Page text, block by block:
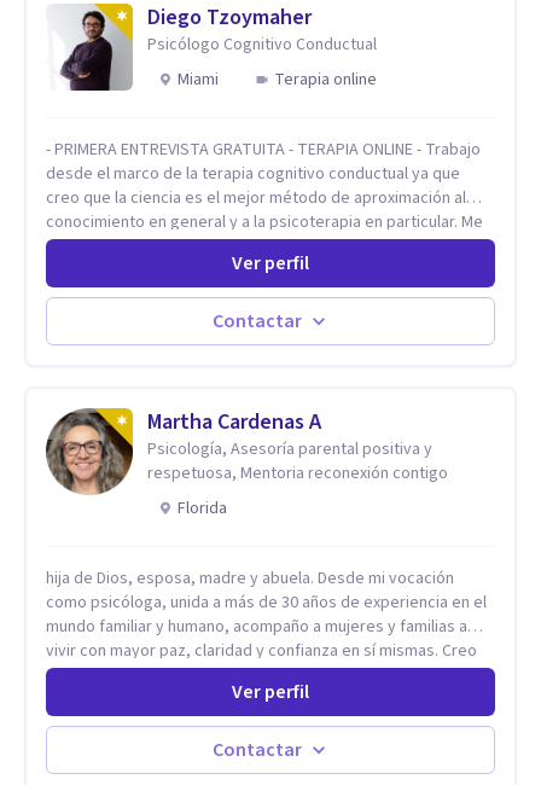
Diego Tzoymaher
Psicólogo Cognitivo Conductual
Miami
Terapia online
- PRIMERA ENTREVISTA GRATUITA - TERAPIA ONLINE - Trabajo
desde el marco de la terapia cognitivo conductual ya que
creo que la ciencia es el mejor método de aproximación al
conocimiento en general y a la psicoterapia en particular. Me
interesan los procesos de cambio conductual por los que una
persona pueda alcanzar sus objetivos, transitando,
aceptando y modificando sus patrones cognitivos y
emocionales. Abordo patologías específicas como trastornos
de ansiedad y del ánimo, y también crisis vitales y procesos
Ver perfil
Contactar
Martha Cardenas A
Psicología, Asesoría parental positiva y
respetuosa, Mentoria reconexión contigo
Florida
hija de Dios, esposa, madre y abuela. Desde mi vocación
como psicóloga, unida a más de 30 años de experiencia en el
mundo familiar y humano, acompaño a mujeres y familias a
vivir con mayor paz, claridad y confianza en sí mismas. Creo
profundamente que la vida está hecha de etapas, y que cada
ciclo —personal, emocional, espiritual y familiar— trae
oportunidades de crecimiento. Por eso utilizo una
combinación de psicología positiva, enfoque humanista,
herramientas contemporáneas de bienestar mental y
Ver perfil
Contactar